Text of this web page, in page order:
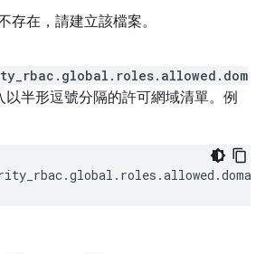
存在，請建立該檔案。
以半形逗號分隔的許可網域清單。例